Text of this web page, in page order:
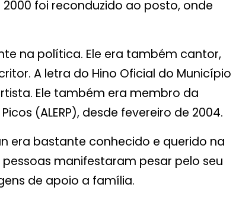
2000 foi reconduzido ao posto, onde
na política. Ele era também cantor,
A letra do Hino Oficial do Município
Ele também era membro da
(ALERP), desde fevereiro de 2004.
era bastante conhecido e querido na
pessoas manifestaram pesar pelo seu
de apoio a família.